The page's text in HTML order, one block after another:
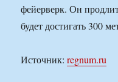
фейерверк. Он
будет достигать 300
Источник:regnum.ru